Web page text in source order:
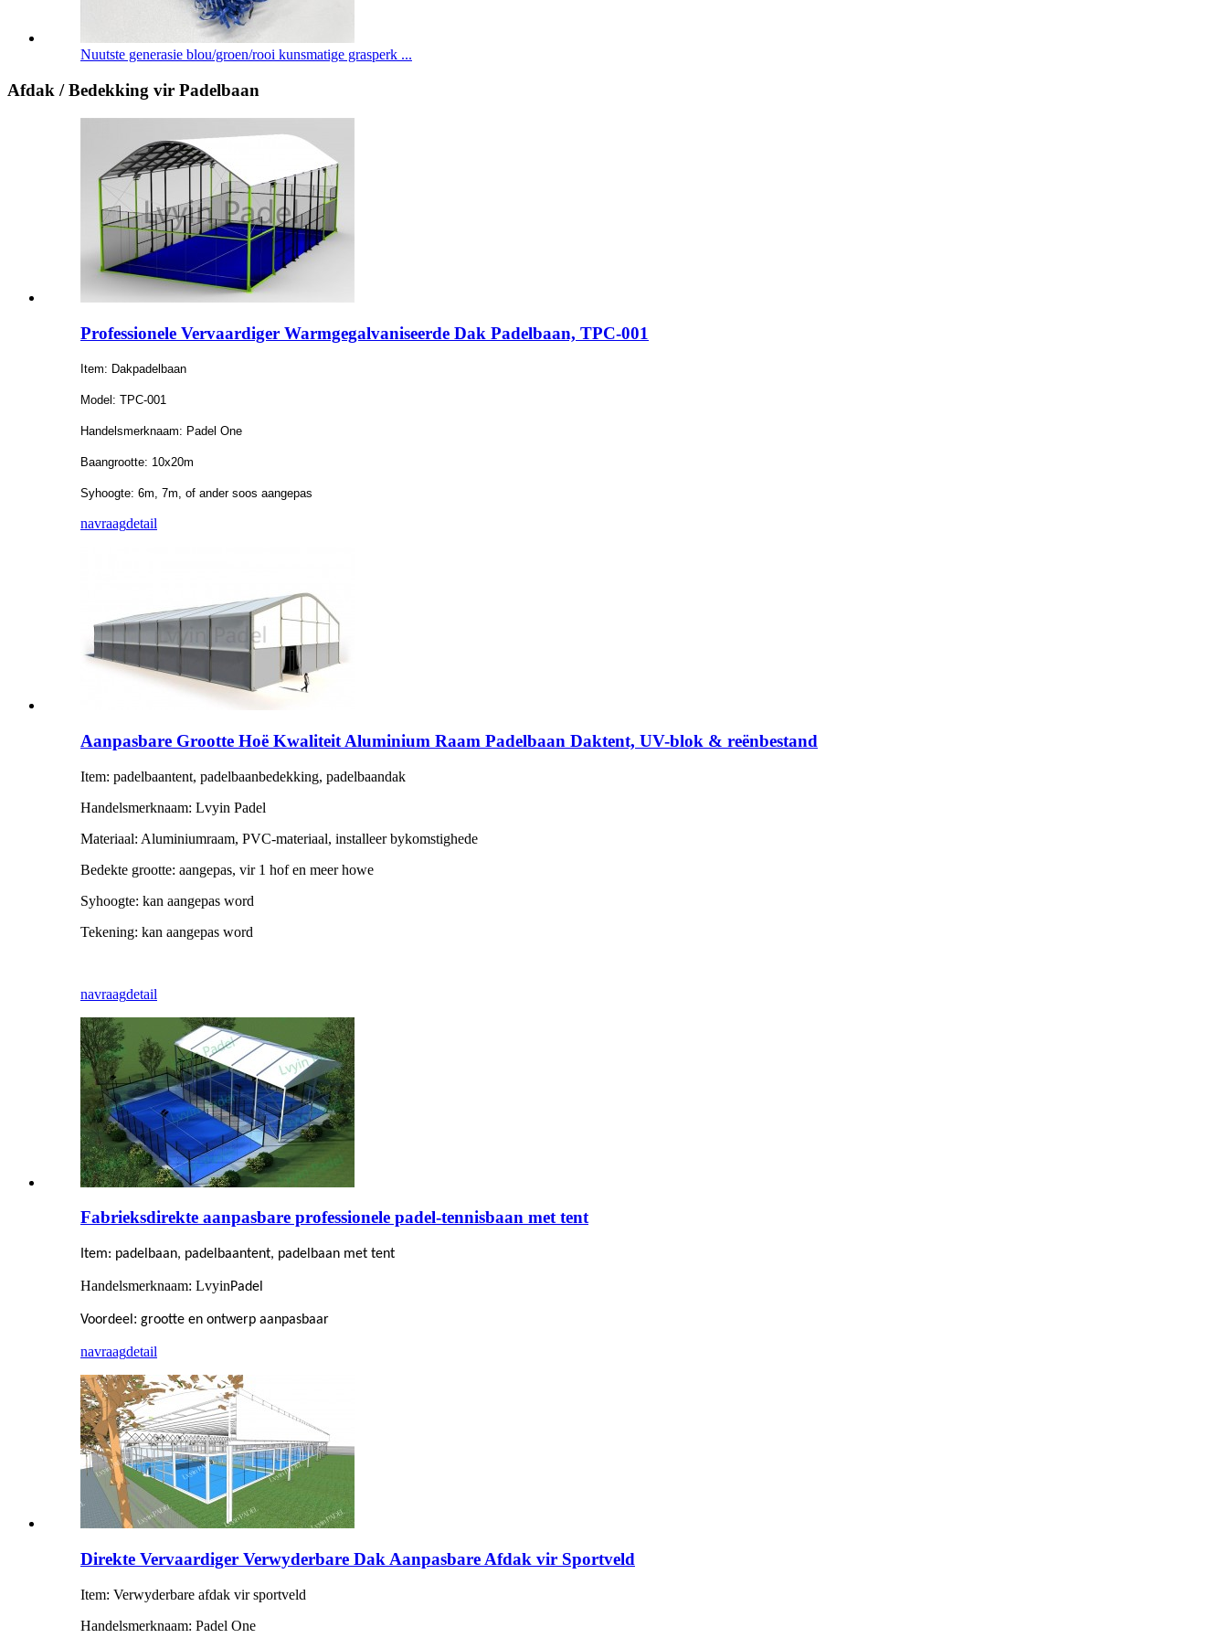
Nuutste generasie blou/groen/rooi kunsmatige grasperk ...
Afdak / Bedekking vir Padelbaan
Professionele Vervaardiger Warmgegalvaniseerde Dak Padelbaan, TPC-001
Item: Dakpadelbaan
Model: TPC-001
Handelsmerknaam: Padel One
Baangrootte: 10x20m
Syhoogte: 6m, 7m, of ander soos aangepas
navraagdetail
Aanpasbare Grootte Hoë Kwaliteit Aluminium Raam Padelbaan Daktent, UV-blok & reënbestand
Item: padelbaantent, padelbaanbedekking, padelbaandak
Handelsmerknaam: Lvyin Padel
Materiaal: Aluminiumraam, PVC-materiaal, installeer bykomstighede
Bedekte grootte: aangepas, vir 1 hof en meer howe
Syhoogte: kan aangepas word
Tekening: kan aangepas word
navraagdetail
Fabrieksdirekte aanpasbare professionele padel-tennisbaan met tent
Item: padelbaan, padelbaantent, padelbaan met tent
Handelsmerknaam: LvyinPadel
Voordeel : grootte en ontwerp aanpasbaar
navraagdetail
Direkte Vervaardiger Verwyderbare Dak Aanpasbare Afdak vir Sportveld
Item: Verwyderbare afdak vir sportveld
Handelsmerknaam: Padel One